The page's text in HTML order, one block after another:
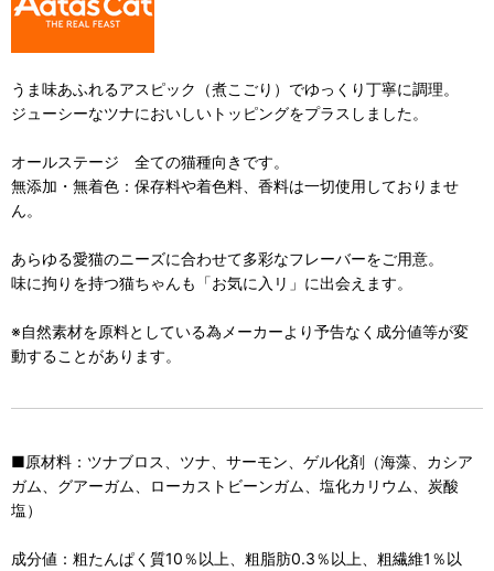
うま味あふれるアスピック（煮こごり）でゆっくり丁寧に調理。
ジューシーなツナにおいしいトッピングをプラスしました。
オールステージ 全ての猫種向きです。
無添加・無着色：保存料や着色料、香料は一切使用しておりませ
ん。
あらゆる愛猫のニーズに合わせて多彩なフレーバーをご用意。
味に拘りを持つ猫ちゃんも「お気に入リ」に出会えます。
※自然素材を原料としている為メーカーより予告なく成分値等が変
動することがあります。
■原材料：ツナブロス、ツナ、サーモン、ゲル化剤（海藻、カシア
ガム、グアーガム、ローカストビーンガム、塩化カリウム、炭酸
塩）
成分値：粗たんぱく質10％以上、粗脂肪0.3％以上、粗繊維1％以